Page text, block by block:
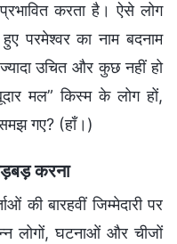
प्रभावित करता है। ऐसे लोग
परमेश्वर का नाम बदनाम
उचित और कुछ नहीं हो
मल” किस्म के लोग हों,
गए? (हाँ।)
करना
बारहवीं जिम्मेदारी पर
लोगों, घटनाओं और चीजों